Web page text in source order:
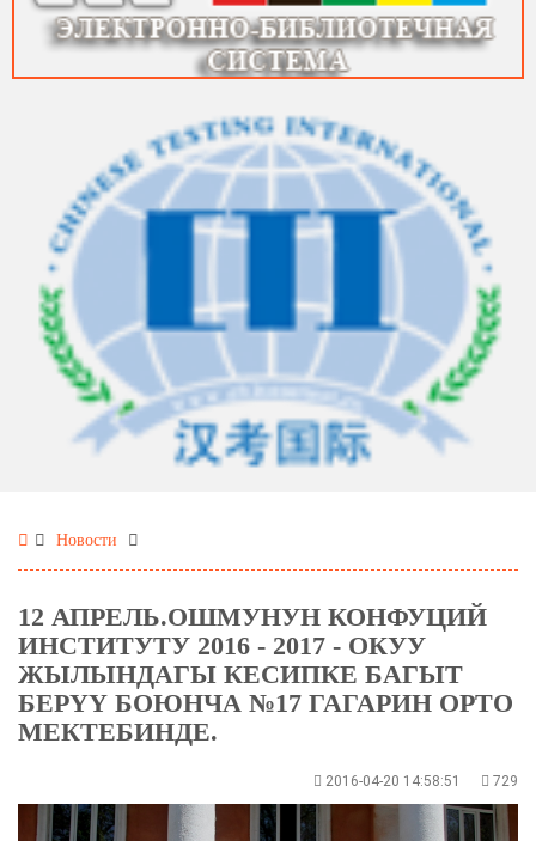
Новости
12 АПРЕЛЬ.ОШМУНУН КОНФУЦИЙ
ИНСТИТУТУ 2016 - 2017 - ОКУУ
ЖЫЛЫНДАГЫ КЕСИПКЕ БАГЫТ
БЕРҮҮ БОЮНЧА №17 ГАГАРИН ОРТО
МЕКТЕБИНДЕ.
2016-04-20 14:58:51 729